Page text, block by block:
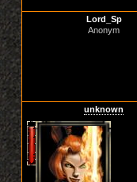
Lord_Sp
Anonym
unknown